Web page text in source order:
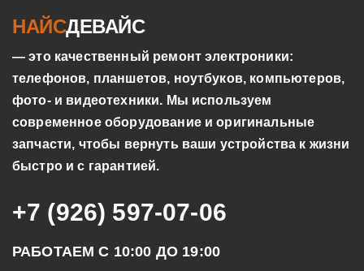
НАЙСДЕВАЙС
— это качественный ремонт электроники:
телефонов, планшетов, ноутбуков, компьютеров,
фото- и видеотехники. Мы используем
современное оборудование и оригинальные
запчасти, чтобы вернуть ваши устройства к жизни
быстро и с гарантией.
+7 (926) 597-07-06
РАБОТАЕМ С 10:00 ДО 19:00